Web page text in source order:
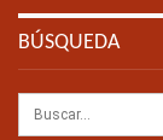
BÚSQUEDA